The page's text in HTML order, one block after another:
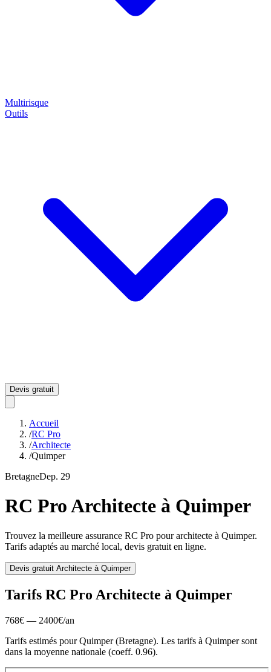
Multirisque
Outils
Devis gratuit
Accueil
/RC Pro
/Architecte
/Quimper
BretagneDep. 29
RC ProArchitecte à Quimper
Trouvez la meilleure assurance RC Pro pourarchitecte à Quimper.
Tarifs adaptés au marché local, devis gratuit en ligne.
Devis gratuit Architecte à Quimper
Tarifs RC Pro Architecte à Quimper
768€ — 2400€/an
Tarifs estimés pourQuimper(Bretagne). Les tarifs à Quimper sont
dans la moyenne nationale (coeff. 0.96).